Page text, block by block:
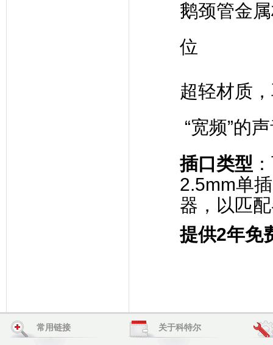
鹅颈管金
位
超轻材质
“宽频”的
插口类型
2.5mm单
器，以匹
提供2年免
常用链接 关于科特尔